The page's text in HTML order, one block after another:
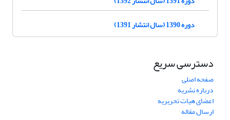
دوره 1390 (سال انتشار 1391)
دسترسی سریع
صفحه اصلی
درباره نشریه
اعضای هیات تحریریه
ارسال مقاله